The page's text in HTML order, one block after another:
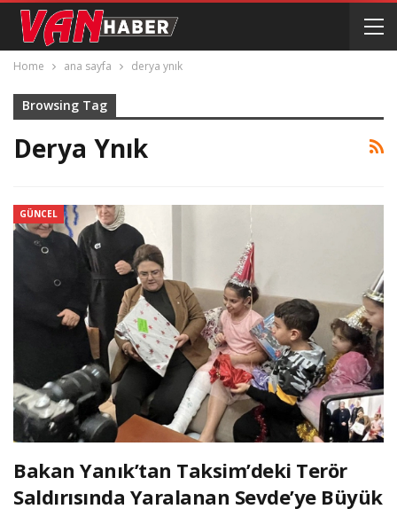
Home ana sayfa derya ynık
Browsing Tag
Derya Ynık
GÜNCEL
Bakan Yanık’tan Taksim’deki Terör
Saldırısında Yaralanan Sevde’ye Büyük